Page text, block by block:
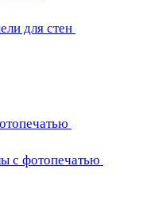
для стен
с фотопечатью